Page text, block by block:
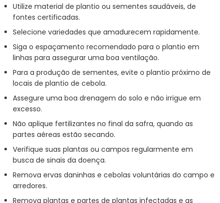
Utilize material de plantio ou sementes saudáveis, de
fontes certificadas.
Selecione variedades que amadurecem rapidamente.
Siga o espaçamento recomendado para o plantio em
linhas para assegurar uma boa ventilação.
Para a produção de sementes, evite o plantio próximo de
locais de plantio de cebola.
Assegure uma boa drenagem do solo e não irrigue em
excesso.
Não aplique fertilizantes no final da safra, quando as
partes aéreas estão secando.
Verifique suas plantas ou campos regularmente em
busca de sinais da doença.
Remova ervas daninhas e cebolas voluntárias do campo e
arredores.
Remova plantas e partes de plantas infectadas e as